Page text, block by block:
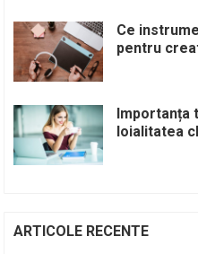
Ce
pentru
Importanța
loialitatea
ARTICOLE RECENTE